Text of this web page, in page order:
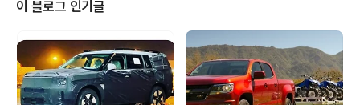
요한 임무를 맞고 있습니다. 이런 이유에는 다른 경쟁 모델
들과의 판매량을 보면 더욱 뚜렷하게 알 수 있는데요. 현재
싼타페는 사실상 라이벌이라고 할 수 있는 기아의 쏘렌토
의 2022년 누적 판매량 (45,0120대)에 한참 못미치는 1
7,319대의 판매량을 나타내고 있..
이 블로그 인기글